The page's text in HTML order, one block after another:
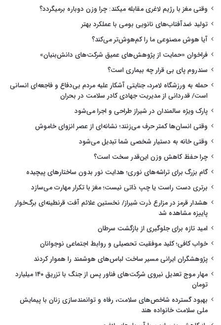
وقتی مغز با رژیم لاغری مقابله میکند: چرا وزن دوباره برمیگردد؟
تولید ضدآفتاب‌های نانویی بومی با عملکرد بهتر
آیا هوش مصنوعی ما را کم‌هوش‌تر می‌کند؟
فراخوان «حمایت از پژوهش‌های عمیق شرکت‌های دانش‌بنیان»
سندروم پای بی قرار چه بیماری است؟
حمله به ورزشگاه لامرد، جنایتی آشکار علیه مردم بی‌دفاع و فاجعه‌ای انسانی
است/ قدردانی از مدیریت جهادی کادر سلامت در بحران
پارک ویژه سالمندان در شیراز طراحی و اجرا می‌شود
وقتی انسان‌ها کمتر حرف می‌زنند؛ نشانه‌ای از عصر انزوای خاموش
وقتی خانه به دستیار شخصی شما تبدیل می‌شود
چرا حفظ کاهش وزن این‌قدر سخت است؟
گام بزرگ برای تراشه‌های نوری؛ هدایت نور بدون ساختارهای پیچیده
برتری دست راست یا چپ ذاتی نیست؛ مغز با تکرار مهارت می‌سازد
هشدار قرمز در مزارع ذرت شیراز/ نخستین علائم آفت قرنطینه‌ای برگ‌خوار
پاییزه مشاهده شد
امید تازه برای جلوگیری از بازگشت سرطان
خواب کافی؛ کلید موفقیت تحصیلی و روابط اجتماعی نوجوانان
پژوهشگران ایرانی مسیر ساخت لباس‌های هوشمند را هموار کردند
مهار موج تعدیل نیروی شرکت‌های فناور پس از جنگ با تزریق ۱۴۰ میلیارد
تومان
بهبود گسترده شاخص‌های سلامت، رفاه و توانمندسازی زنان با پیمایش
ملی سلامت خانواده هند